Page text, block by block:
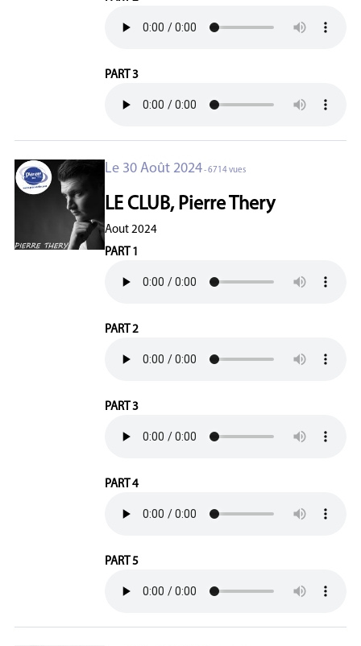
PART 3
Le 30 Août 2024- 6714 vues
LE CLUB, Pierre Thery
Aout 2024
PART 1
PART 2
PART 3
PART 4
PART 5